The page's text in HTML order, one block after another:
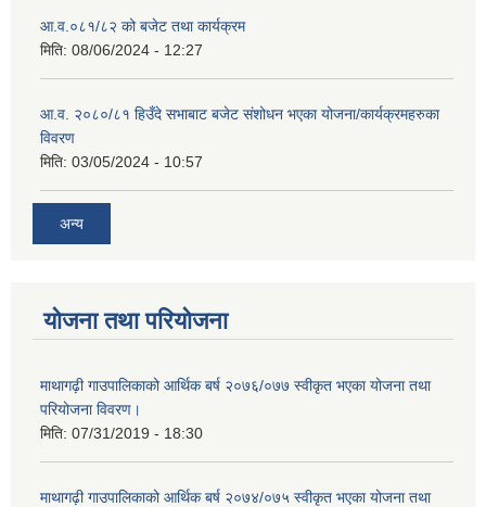
आ.व.०८१/८२ को बजेट तथा कार्यक्रम
मिति: 08/06/2024 - 12:27
आ.व. २०८०/८१ हिउँदे सभाबाट बजेट संशोधन भएका योजना/कार्यक्रमहरुका
विवरण
मिति: 03/05/2024 - 10:57
अन्य
योजना तथा परियोजना
माथागढ़ी गाउपालिकाको आर्थिक बर्ष २०७६/०७७ स्वीकृत भएका योजना तथा
परियोजना विवरण।
मिति: 07/31/2019 - 18:30
माथागढ़ी गाउपालिकाको आर्थिक बर्ष २०७४/०७५ स्वीकृत भएका योजना तथा